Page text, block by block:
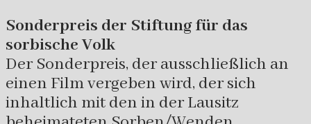
Sonderpreis der Stiftung für das
sorbische Volk
Der Sonderpreis, der ausschließlich an
einen Film vergeben wird, der sich
inhaltlich mit den in der Lausitz